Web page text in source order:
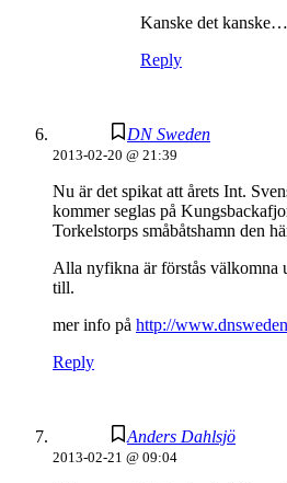
Kanske det
Reply
DN Sweden
2013-02-20 @ 21:39
Nu är det spikat att årets Int.
kommer seglas på
Torkelstorps småbåtshamn den
Alla nyfikna är förstås välkomna
till.
mer info på http://
Reply
Anders Dahlsjö
2013-02-21 @ 09:04